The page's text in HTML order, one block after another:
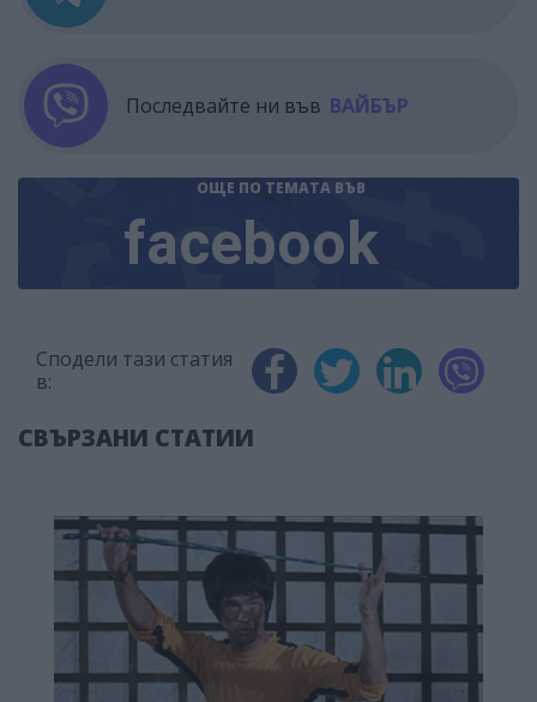
Последвайте ни във ВАЙБЪР
ОЩЕ ПО ТЕМАТА ВЪВ
facebook
Сподели тази статия
в:
СВЪРЗАНИ СТАТИИ